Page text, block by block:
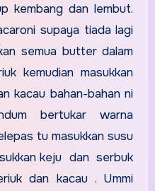
kembang dan lembut.
supaya tiada lagi
semua butter dalam
kemudian masukkan
kacau bahan-bahan ni
bertukar warna
tu masukkan susu
keju dan serbuk
dan kacau . Ummi